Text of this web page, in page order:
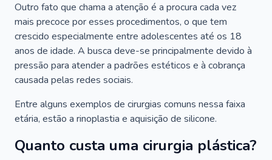
Outro fato que chama a atenção é a procura cada vez
mais precoce por esses procedimentos, o que tem
crescido especialmente entre adolescentes até os 18
anos de idade. A busca deve-se principalmente devido à
pressão para atender a padrões estéticos e à cobrança
causada pelas redes sociais.
Entre alguns exemplos de cirurgias comuns nessa faixa
etária, estão a rinoplastia e aquisição de silicone.
Quanto custa uma cirurgia plástica?